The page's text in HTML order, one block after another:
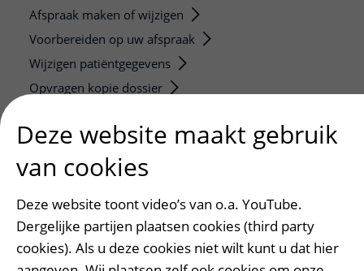
Afspraak maken of wijzigen
Voorbereiden op uw afspraak
Wijzigen patiëntgegevens
Opvragen kopie dossier
Onze opleidingen
De Nieuwe Utrechtse School
Stage en opleidingsplaatsen
Research
Deze website maakt gebruik
van cookies
Deze website toont video’s van o.a. YouTube.
Dergelijke partijen plaatsen cookies (third party
cookies). Als u deze cookies niet wilt kunt u dat hier